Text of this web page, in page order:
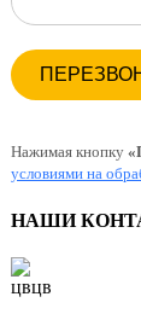
Нажимая кнопку
условиями на
НАШИ